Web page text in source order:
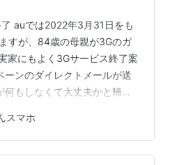
auでは2022年3月31日をも
すが、84歳の母親が3Gのガ
家にもよく3Gサービス終了案
ーンのダイレクトメールが送
もしなくて大丈夫かと帰省
代わりに実家の最寄りのau
。ケータイショップに行くの
ットで来店予約しておきまし
スマホ